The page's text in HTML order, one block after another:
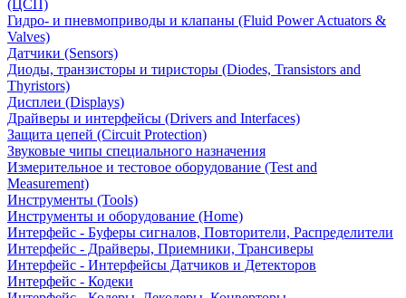
(ЦСП)
Гидро- и пневмоприводы и клапаны (Fluid Power Actuators &
Valves)
Датчики (Sensors)
Диоды, транзисторы и тиристоры (Diodes, Transistors and
Thyristors)
Дисплеи (Displays)
Драйверы и интерфейсы (Drivers and Interfaces)
Защита цепей (Circuit Protection)
Звуковые чипы специального назначения
Измерительное и тестовое оборудование (Test and
Measurement)
Инструменты (Tools)
Инструменты и оборудование (Home)
Интерфейс - Буферы сигналов, Повторители, Распределители
Интерфейс - Драйверы, Приемники, Трансиверы
Интерфейс - Интерфейсы Датчиков и Детекторов
Интерфейс - Кодеки